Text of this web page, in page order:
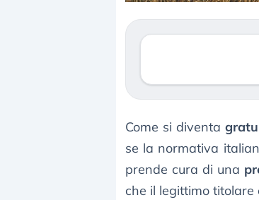
Come si diventa
se la normativa
prende cura di una
che il legittimo
mostrando
verso le (…)